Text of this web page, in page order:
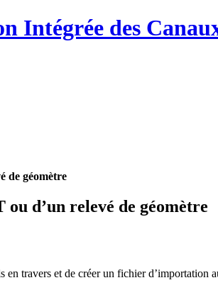
Intégrée des
de géomètre
d’un relevé de géomètre
travers et de créer un fichier